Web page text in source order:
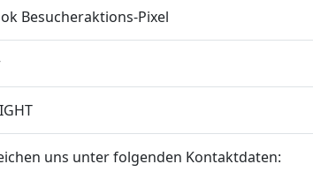
Besucheraktions-Pixel
uns unter folgenden Kontaktdaten: